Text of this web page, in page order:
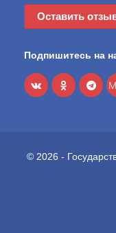
Оставить
Подпишитесь на
© 2026 -